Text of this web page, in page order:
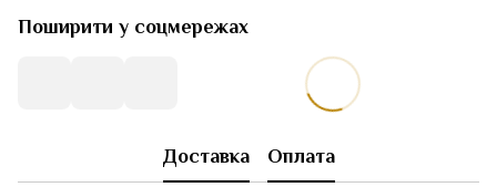
Поширити у соцмережах
Доставка Оплата